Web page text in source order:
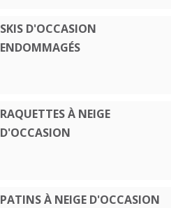
SKIS D'OCCASION
ENDOMMAGÉS
RAQUETTES À NEIGE
D'OCCASION
PATINS À NEIGE D'OCCASION